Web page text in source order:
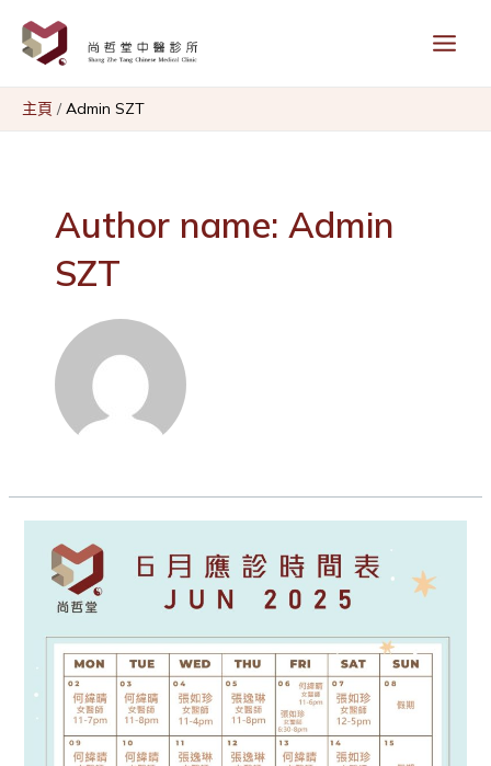
content
Main
主頁 Admin SZT
Author name: Admin
SZT